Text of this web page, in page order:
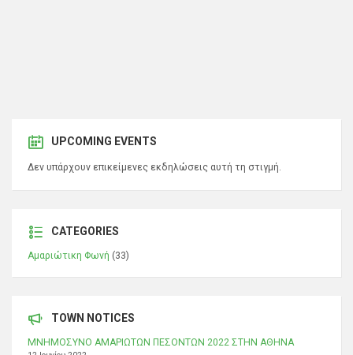
UPCOMING EVENTS
Δεν υπάρχουν επικείμενες εκδηλώσεις αυτή τη στιγμή.
CATEGORIES
Αμαριώτικη Φωνή (33)
TOWN NOTICES
ΜΝΗΜΟΣΥΝΟ ΑΜΑΡΙΩΤΩΝ ΠΕΣΟΝΤΩΝ 2022 ΣΤΗΝ ΑΘΗΝΑ